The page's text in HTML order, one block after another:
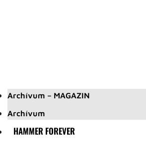
Archívum – MAGAZIN
Archívum
HAMMER FOREVER